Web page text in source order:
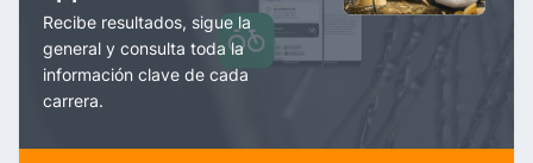
Recibe resultados, sigue la
general y consulta toda la
información clave de cada
carrera.